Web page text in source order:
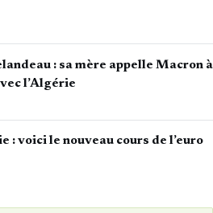
: sa mère appelle Macron à
l’Algérie
: voici le nouveau cours de l’euro